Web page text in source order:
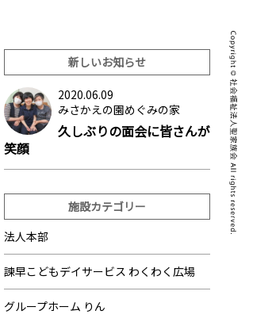
新しいお知らせ
2020.06.09
みさかえの園めぐみの家
久しぶりの面会に皆さんが
笑顔
施設カテゴリー
法人本部
諫早こどもデイサービス わくわく広場
グループホーム りん